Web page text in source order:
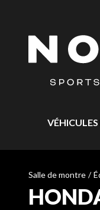
VÉHICULES
Salle de montre /